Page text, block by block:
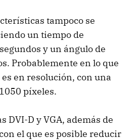
tampoco se
un tiempo de
y un ángulo de
Probablemente en lo que
en resolución, con una
píxeles.
DVI-D y VGA, además de
el que es posible reducir